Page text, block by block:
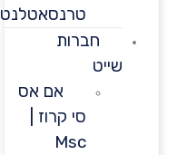
טרנסאטלנטיות
חברות
אם אס
סי קרוז |